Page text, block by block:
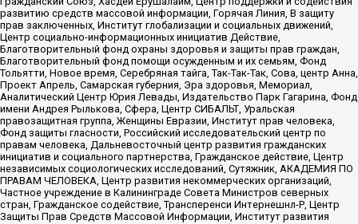
развитию средств массовой информации, Горячая Линия, В защиту
прав заключенных, Институт глобализации и социальных движений,
Центр социально-информационных инициатив Действие,
Благотворительный фонд охраны здоровья и защиты прав граждан,
Благотворительный фонд помощи осужденным и их семьям, Фонд
Тольятти, Новое время, Серебряная тайга, Так-Так-Так, Сова, центр Анна,
Проект Апрель, Самарская губерния, Эра здоровья, Мемориал,
Аналитический Центр Юрия Левады, Издательство Парк Гагарина, Фонд
имени Андрея Рылькова, Сфера, Центр СИБАЛЬТ, Уральская
правозащитная группа, Женщины Евразии, Институт прав человека,
Фонд защиты гласности, Российский исследовательский центр по
правам человека, Дальневосточный центр развития гражданских
инициатив и социального партнерства, Гражданское действие, Центр
независимых социологических исследований, Сутяжник, АКАДЕМИЯ ПО
ПРАВАМ ЧЕЛОВЕКА, Центр развития некоммерческих организаций,
Частное учреждение в Калининграде Совета Министров северных
стран, Гражданское содействие, Трансперенси Интернешнл-Р, Центр
Защиты Прав Средств Массовой Информации, Институт развития